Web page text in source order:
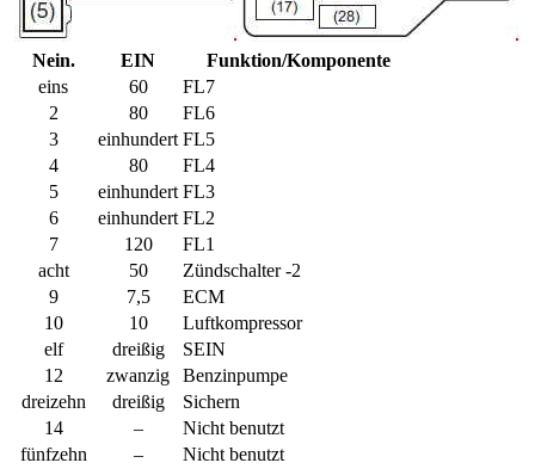
Nein. EIN
Funktion/Komponente
eins
60
FL7
2
80
FL6
3
einhundert FL5
4
80
FL4
5
einhundert FL3
6
einhundert FL2
7
120
FL1
acht
50
Zündschalter -2
9
7,5
ECM
10
10
Luftkompressor
elf
dreißig
SEIN
12
zwanzig
Benzinpumpe
dreizehn
dreißig
Sichern
14
–
Nicht benutzt
fünfzehn
–
Nicht benutzt